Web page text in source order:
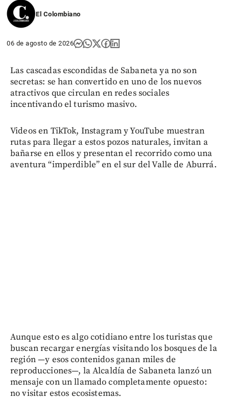
El Colombiano
06 de agosto de 2026
Las cascadas escondidas de Sabaneta ya no son
secretas: se han convertido en uno de los nuevos
atractivos que circulan en redes sociales
incentivando el turismo masivo.
Videos en TikTok, Instagram y YouTube muestran
rutas para llegar a estos pozos naturales, invitan a
bañarse en ellos y presentan el recorrido como una
aventura “imperdible” en el sur del Valle de Aburrá.
Aunque esto es algo cotidiano entre los turistas que
buscan recargar energías visitando los bosques de la
región —y esos contenidos ganan miles de
reproducciones—, la Alcaldía de Sabaneta lanzó un
mensaje con un llamado completamente opuesto:
no visitar estos ecosistemas.